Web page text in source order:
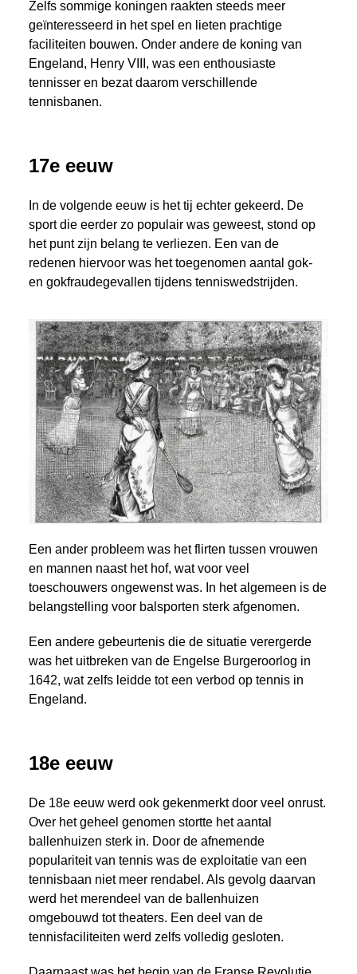
Zelfs sommige koningen raakten steeds meer
geïnteresseerd in het spel en lieten prachtige
faciliteiten bouwen. Onder andere de koning van
Engeland, Henry VIII, was een enthousiaste
tennisser en bezat daarom verschillende
tennisbanen.
17e eeuw
In de volgende eeuw is het tij echter gekeerd. De
sport die eerder zo populair was geweest, stond op
het punt zijn belang te verliezen. Een van de
redenen hiervoor was het toegenomen aantal gok-
en gokfraudegevallen tijdens tenniswedstrijden.
Een ander probleem was het flirten tussen vrouwen
en mannen naast het hof, wat voor veel
toeschouwers ongewenst was. In het algemeen is de
belangstelling voor balsporten sterk afgenomen.
Een andere gebeurtenis die de situatie verergerde
was het uitbreken van de Engelse Burgeroorlog in
1642, wat zelfs leidde tot een verbod op tennis in
Engeland.
18e eeuw
De 18e eeuw werd ook gekenmerkt door veel onrust.
Over het geheel genomen stortte het aantal
ballenhuizen sterk in. Door de afnemende
populariteit van tennis was de exploitatie van een
tennisbaan niet meer rendabel. Als gevolg daarvan
werd het merendeel van de ballenhuizen
omgebouwd tot theaters. Een deel van de
tennisfaciliteiten werd zelfs volledig gesloten.